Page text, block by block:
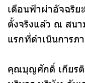
เตือนฟ้าผ่าอัจฉริ
ตั้งจริงแล้ว ณ สน
แรกที่ดำเนินการภ
คุณบุญศักดิ์ เกียรติ